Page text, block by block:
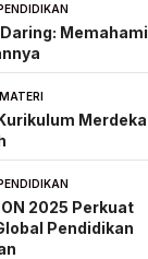
Memahami
Merdeka
2025 Perkuat
Pendidikan